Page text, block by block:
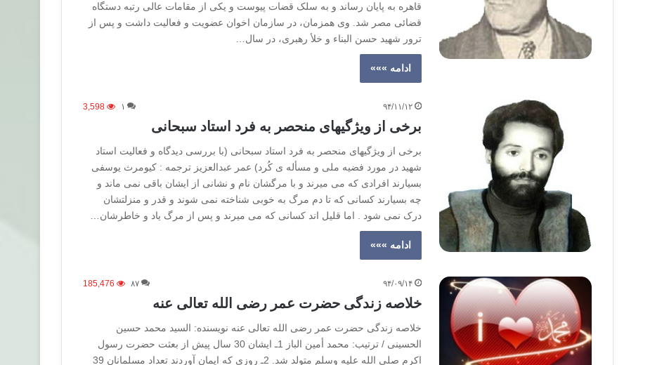
قاهره به پایان رساند و به سلک قضات پیوست و یکی از مقامات عالی رتبه دستگاه
قضائی مصر شد. وی همزمان، در سازمان اخوان عضویت و فعالیت داشت و پس از
ترور شهید حسن البناء و خلأ رهبری، در سال…
ادامه »»»
۹۴/۱۱/۱۲ ۱ 3,598
برخی از ویژگیهای منحصر به فرد استاد سبحانی
برخی از ویژگیهای منحصر به فرد استاد سبحانی (با بررسی دیدگاه و فعالیت استاد
شهید در مورد فضیه ملی و مسأله ی کُرد) عمر عبدالعزیز ترجمه : کیومرث یوسفی
بسیارند افرادی که می میرند و با مرگشان نام و نشانی از ایشان باقی نمی ماند و
چه بسیارند کسانی که تا دم مرگ به خوبی شناخته نمی شوند و قدر و منزلتشان
درک نمی شود . اما قلیل اند کسانی که می میرند و پس از مرگ یاد و خاطرشان…
ادامه »»»
۹۴/۰۹/۱۴ ۸۷ 185,476
خلاصه زندگی حضرت عمر رضی الله تعالی عنه
خلاصه زندگی حضرت عمر رضی الله تعالی عنه نويسنده: السيد محمد حسين
الحسينی / ترتيب: محمد أمين الباز 1ـ ايشان 30 سال پيش از بعثت حضرت رسول
اکرم صلی الله عليه وسلم متولد شد. 2ـ روزی که ايمان آوردند تعداد مسلمانان 39